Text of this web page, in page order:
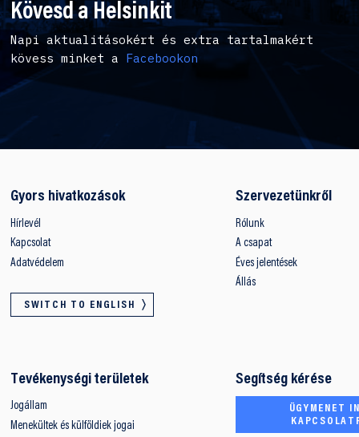
Kövesd a Helsinkit
Napi aktualitásokért és extra tartalmakért
kövess minket a Facebookon
Gyors hivatkozások
Hírlevél
Kapcsolat
Adatvédelem
SWITCH TO ENGLISH
Szervezetünkről
Rólunk
A csapat
Éves jelentések
Állás
Tevékenységi területek
Jogállam
Menekültek és külföldiek jogai
Segítség kérése
ÜGYMENET